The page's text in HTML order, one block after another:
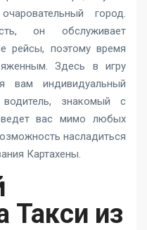
город.
он обслуживает
рейсы, поэтому время
Здесь в игру
вам индивидуальный
знакомый с
вас мимо любых
насладиться
Картахены.
Такси из